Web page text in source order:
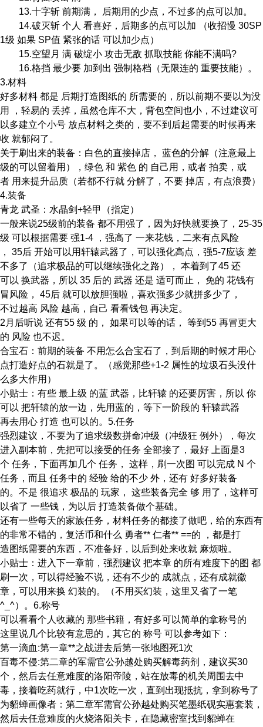
13.十字斩 前期满， 后期用的少点，不过多的点可以加。
14.破灭斩 个人 看喜好，后期多的点可以加 （收招慢 30SP
1级 如果 SP值 紧张的话 可以加少点）
15.空望月 满 破绽小 攻击无敌 抓取技能 你能不满吗?
16.格挡 最少要 加到出 强制格档（无限连的 重要技能）。
3.材料
好多材料 都是 后期打造图纸的 所需要的，所以前期不要以为没
用 ，轻易的 丢掉，虽然仓库不大，背包空间也小，不过建议可
以多建立个小号 放点材料之类的，要不到后起需要的时候再来
收 就郁闷了。
关于刷出来的装备：白色的直接掉店， 蓝色的分解（注意最上
级的可以留着用），绿色 和 紫色 的 自己用，或者 拍卖，或
者 用来提升品质（若都不行就 分解了，不要 掉店，有点浪费）
4.装备
青龙 武圣：水晶剑+轻甲（指定）
一般来说25级前的装备 都不用强了，因为好快就要换了，25-35
级 可以根据需要 强1-4 ，强高了 一来花钱，二来有点风险
， 35后 开始可以用轩辕武器了，可以强化高点，强5-7应该 差
不多了（追求极品的可以继续强化之路）， 本着到了45 还
可以 换武器，所以 35 后的 武器 还是 适可而止， 免的 花钱有
冒风险， 45后 就可以放胆强啦，喜欢强多少就拼多少了，
不过越高 风险 越高，自己 看看钱包 再决定。
2月后听说 还有55 级 的， 如果可以等的话， 等到55 再冒更大
的 风险 也不迟。
合宝石：前期的装备 不用怎么合宝石了，到后期的时候才用心
点打造好点的石就是了。（感觉那些+1-2 属性的垃圾石头没什
么多大作用）
小贴士：有些 最上级 的蓝 武器，比轩辕 的还要厉害，所以 你
可以 把轩辕的放一边，先用蓝的，等下一阶段的 轩辕武器
再去用心 打造 也可以的。5.任务
强烈建议，不要为了追求级数拼命冲级（冲级狂 例外），每次
进入副本前，先把可以接受的任务 全部接了，最好 上面是3
个 任务，下面再加几个 任务， 这样，刷一次图 可以完成 N 个
任务，而且 任务中的 经验 给的不少 外，还有 好多好装备
的。不是 很追求 极品的 玩家， 这些装备完全 够 用了，这样可
以省了 一些钱，为以后 打造装备做个基础。
还有一些每天的家族任务，材料任务的都接了做吧，给的东西有
的非常不错的，复活币和什么 勇者** 仁者** ==的 ，都是打
造图纸需要的东西，不准备好，以后到处来收就 麻烦啦。
小贴士：进入下一章前，强烈建议 把本章 的所有难度下的图 都
刷一次，可以得经验不说，还有不少的 成就点，还有成就徽
章，可以用来换 幻装的。（不用买幻装，这里又省了一笔
^_^）。6.称号
可以看看个人收藏的 那些书籍，有好多可以简单的拿称号的
这里说几个比较有意思的，其它的 称号 可以参考如下：
第一滴血:第一章**之战进去后第一张地图死1次
百毒不侵:第二章的军需官公孙越处购买解毒药剂，建议买30
个，然后去任意难度的洛阳帝陵，站在放毒的机关周围去中
毒，接着吃药就行，中1次吃一次，直到出现抵抗，拿到称号了
为貂蝉画像者：第二章军需官公孙越处购买笔墨纸砚实惠套装，
然后去任意难度的火烧洛阳关卡，在隐藏密室找到貂蝉在